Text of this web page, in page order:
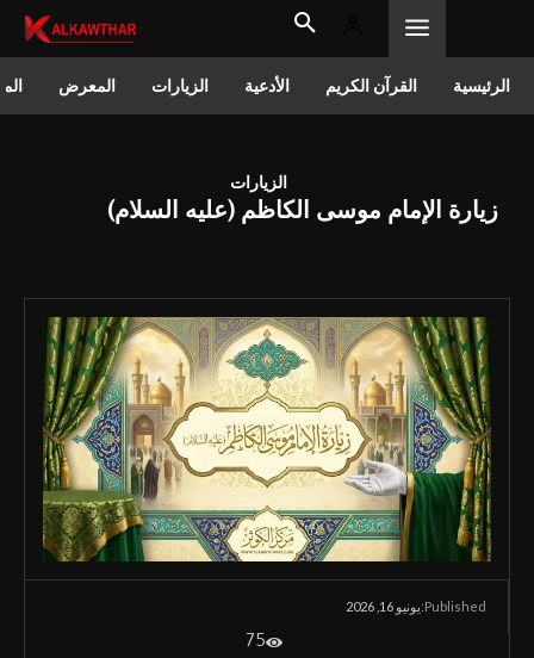
الرئيسية القرآن الكريم الأدعية الزيارات المعرض
زيارة الإمام موسى الكاظم (عليه السلام)
الزيارات
Published: يونيو 16, 2026
75